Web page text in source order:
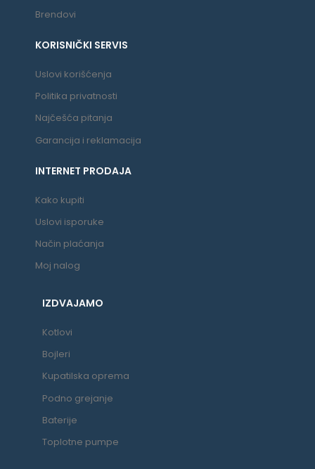
Brendovi
KORISNIČKI SERVIS
Uslovi korišćenja
Politika privatnosti
Najčešća pitanja
Garancija i reklamacija
INTERNET PRODAJA
Kako kupiti
Uslovi isporuke
Način plaćanja
Moj nalog
IZDVAJAMO
Kotlovi
Bojleri
Kupatilska oprema
Podno grejanje
Baterije
Toplotne pumpe